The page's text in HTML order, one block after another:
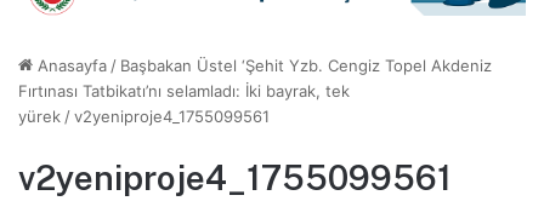
Anasayfa / Başbakan Üstel ‘Şehit Yzb. Cengiz Topel Akdeniz
Fırtınası Tatbikatı’nı selamladı: İki bayrak, tek
yürek /v2yeniproje4_1755099561
v2yeniproje4_1755099561